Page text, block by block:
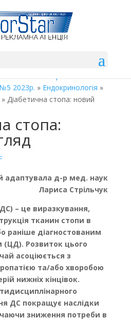
2023р. » Ендокринологія »
» Діабетична стопа: новий
стопа:
адаптувала д-р мед. наук
Лариса Стрільчук
– це виразкування,
тканин стопи в
раніше діагностованим
(ЦД). Розвиток цього
асоціюється з
та/або хворобою
нижніх кінцівок.
ДС покращує наслідки
зниження потреби в